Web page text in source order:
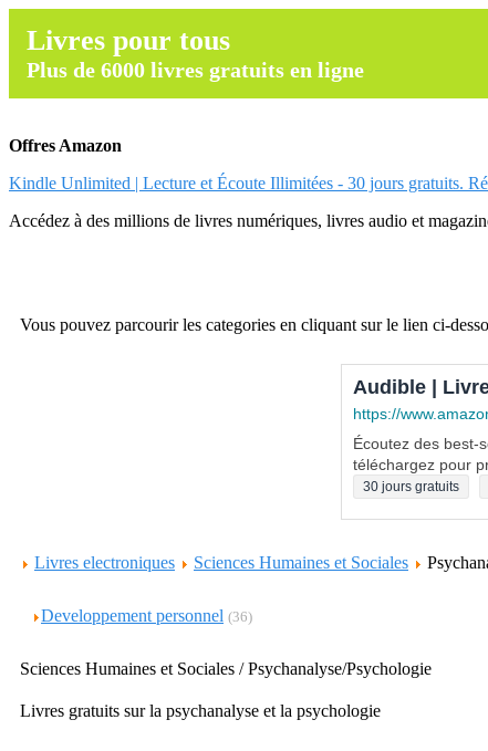
Livres pour tous
Plus de 6000 livres gratuits en ligne
Offres Amazon
Kindle Unlimited | Lecture et Écoute Illimitées - 30 jours gratuits.
Accédez à des millions de livres numériques, livres audio et
Vous pouvez parcourir les categories en cliquant sur le lien ci-
Audible |
https://
Écoutez des best-
téléchargez pour
30 jours gratuits
Livres electroniques Sciences Humaines et Sociales
Developpement personnel (36)
Sciences Humaines et Sociales / Psychanalyse/Psychologie
Livres gratuits sur la psychanalyse et la psychologie